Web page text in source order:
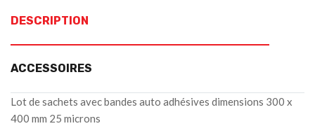
DESCRIPTION
ACCESSOIRES
Lot de sachets avec bandes auto adhésives dimensions 300 x
400 mm 25 microns